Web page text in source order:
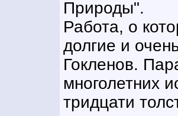
Природы".
Работа, о
долгие и
Гокленов.
многолетних
тридцати